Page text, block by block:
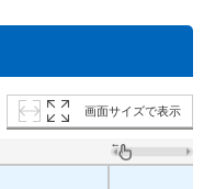
画面サイズで表示